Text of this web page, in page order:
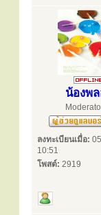
น้องพ
ลงทะเบียนเมื่อ:
10:51
โพสต์: 2919